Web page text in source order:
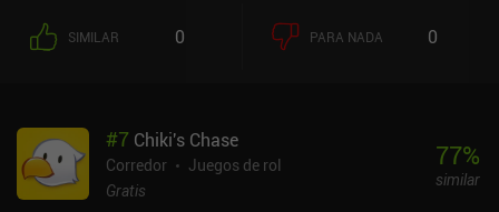
SIMILAR 0 PARA NADA 0
#7 Chiki's Chase
Corredor
Juegos de rol
Gratis
77%
similar